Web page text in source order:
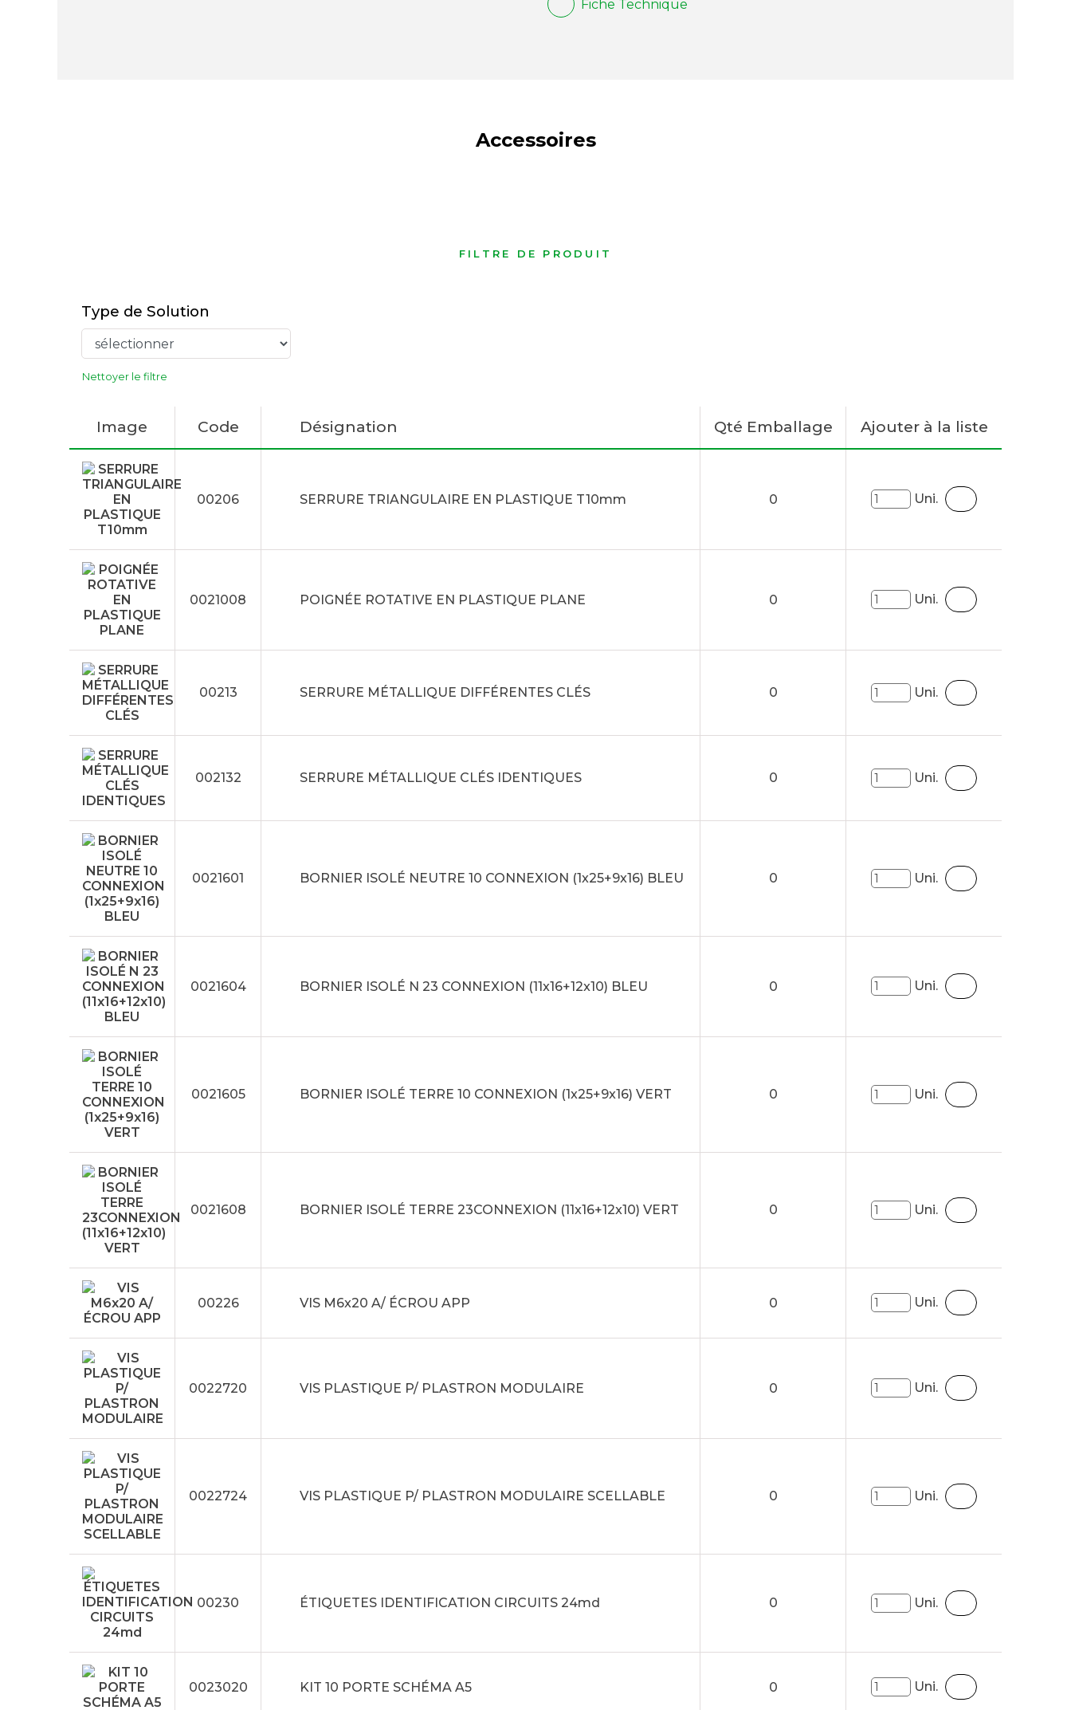
Fiche Technique
Accessoires
FILTRE DE PRODUIT
Type de Solution
Nettoyer le filtre
Image Code Désignation Qté Emballage Ajouter à la liste
00206 SERRURE TRIANGULAIRE EN PLASTIQUE T10mm 0 Uni.
0021008 POIGNÉE ROTATIVE EN PLASTIQUE PLANE 0 Uni.
00213 SERRURE MÉTALLIQUE DIFFÉRENTES CLÉS 0 Uni.
002132 SERRURE MÉTALLIQUE CLÉS IDENTIQUES 0 Uni.
0021601 BORNIER ISOLÉ NEUTRE 10 CONNEXION (1x25+9x16) BLEU 0 Uni.
0021604 BORNIER ISOLÉ N 23 CONNEXION (11x16+12x10) BLEU 0 Uni.
0021605 BORNIER ISOLÉ TERRE 10 CONNEXION (1x25+9x16) VERT 0 Uni.
0021608 BORNIER ISOLÉ TERRE 23CONNEXION (11x16+12x10) VERT 0 Uni.
00226 VIS M6x20 A/ ÉCROU APP 0 Uni.
0022720 VIS PLASTIQUE P/ PLASTRON MODULAIRE 0 Uni.
0022724 VIS PLASTIQUE P/ PLASTRON MODULAIRE SCELLABLE 0 Uni.
00230 ÉTIQUETES IDENTIFICATION CIRCUITS 24md 0 Uni.
0023020 KIT 10 PORTE SCHÉMA A5 0 Uni.